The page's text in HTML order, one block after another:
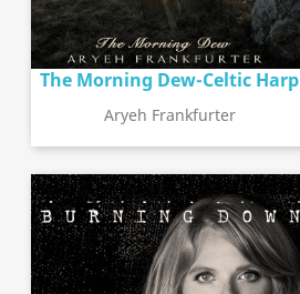
The Morning Dew-Celtic Harp
Aryeh Frankfurter